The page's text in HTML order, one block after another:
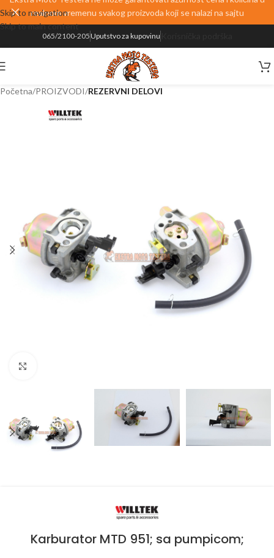
Skip to navigation
Skip to main content
realnom vremenu svakog proizvoda koji se nalazi na sajtu
065/2100-205Uputstvo za kupovinu
Početna PROIZVODI REZERVNI DELOVI
Karburator MTD 951; sa pumpicom;